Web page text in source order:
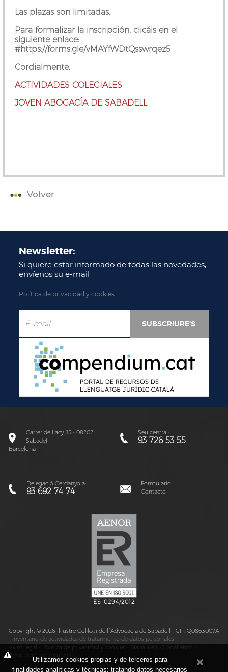
Las plazas son limitadas.
Para formalizar la inscripción, clicáis en el
siguiente enlace:
#https://forms.gle/vMAYfWDtQsswrqez5
Cordialmente,
ACTIVIDADES COLEGIALES
JOVEN ABOGACÍA DE SABADELL
Volver
Newsletter:
Si quiere estar informado de todas las novedades,
envíenos su e-mail
Política de privacidad y cookies
Carrer de Lacy, 15 - 08202
Sabadell
Barcelona
Seu central:
93 726 53 55
Delegació Cerdanyola:
93 692 74 74
Formulario
Contacto
ES-0294/2012
Copyright © 2026 Il·lustre Col·legi de l´Advocacia de Sabadell - CIF: Q0863007A
- Inventario de actividades de tratamiento de datos personales
Aviso legal
Política de privacidad y cookies Mapa web Canal ético
Producido por Anunzia
Utilizamos cookies propias y de terceros para
finalidades analíticas y técnicas; tratando datos necesarios